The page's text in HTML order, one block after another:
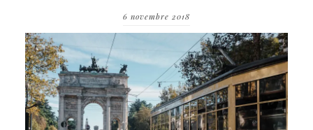
6 novembre 2018